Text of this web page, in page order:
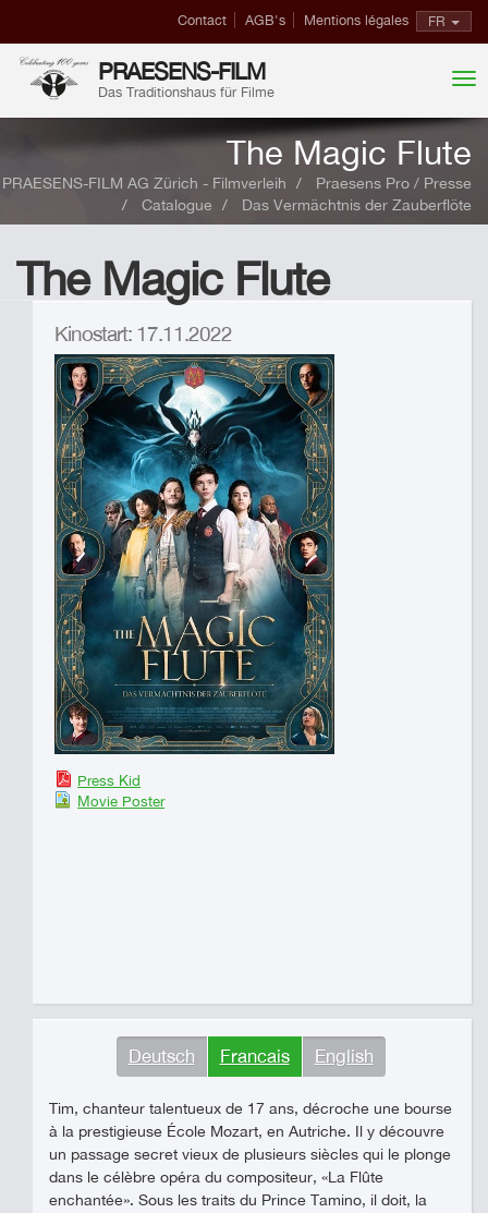
FR
Contact AGB's Mentions légales
PRAESENS-FILM
Das Traditionshaus für Filme
The Magic Flute
PRAESENS-FILM AG Zürich - Filmverleih
Praesens Pro / Presse
Catalogue
Das Vermächtnis der Zauberflöte
The Magic Flute
Kinostart: 17.11.2022
Press Kid
Movie Poster
Deutsch Francais English
Tim, chanteur talentueux de 17 ans, décroche une bourse
à la prestigieuse École Mozart, en Autriche. Il y découvre
un passage secret vieux de plusieurs siècles qui le plonge
dans le célèbre opéra du compositeur, «La Flûte
enchantée». Sous les traits du Prince Tamino, il doit, la